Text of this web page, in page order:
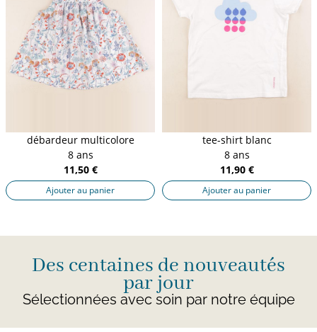
débardeur multicolore
8 ans
11,50 €
Ajouter au panier
tee-shirt blanc
8 ans
11,90 €
Ajouter au panier
Des centaines de nouveautés
par jour
Sélectionnées avec soin par notre équipe